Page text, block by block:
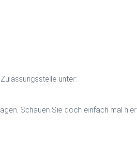
unter:
Schauen Sie doch einfach mal hier